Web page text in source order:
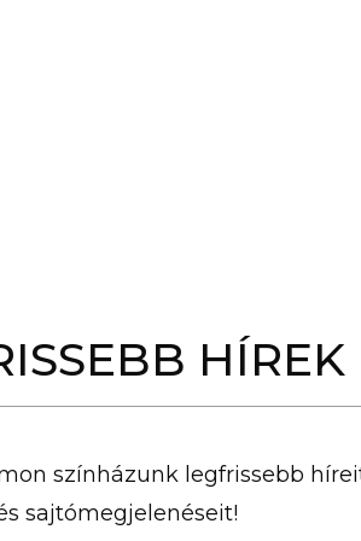
HÍREK
színházunk legfrissebb
sajtómegjelenéseit!